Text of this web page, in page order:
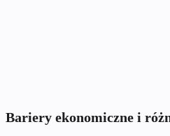
Bariery ekonomiczne i